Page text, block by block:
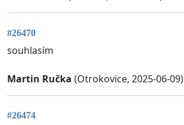
#26470
souhlasím
Martin Ručka (Otrokovice, 2025-06-09)
#26474